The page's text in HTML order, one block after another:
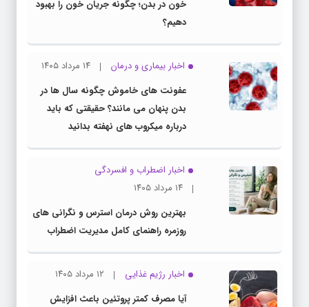
خون در بدن؛ چگونه جریان خون را بهبود
دهیم؟
اخبار بیماری و درمان
۱۴ مرداد ۱۴۰۵
عفونت های خاموش چگونه سال ها در
بدن پنهان می مانند؟ حقیقتی که باید
درباره میکروب های نهفته بدانید
اخبار اضطراب و افسردگی
۱۴ مرداد ۱۴۰۵
بهترین روش درمان استرس و نگرانی های
روزمره راهنمای کامل مدیریت اضطراب
اخبار رژیم غذایی
۱۲ مرداد ۱۴۰۵
آیا مصرف کمتر پروتئین باعث افزایش